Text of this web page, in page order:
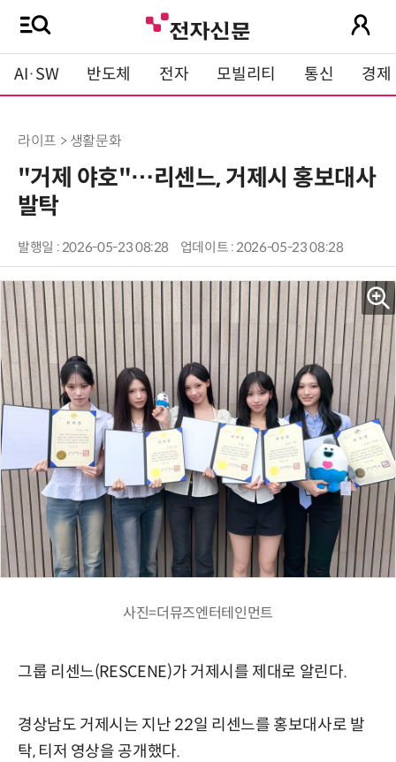
AI·SW 반도체 전자 모빌리티 통신 경제
라이프 > 생활문화
"거제 야호"…리센느, 거제시 홍보대사
발탁
발행일 : 2026-05-23 08:28 업데이트 : 2026-05-23 08:28
사진=더뮤즈엔터테인먼트
그룹 리센느(RESCENE)가 거제시를 제대로 알린다.
경상남도 거제시는 지난 22일 리센느를 홍보대사로 발
탁, 티저 영상을 공개했다.